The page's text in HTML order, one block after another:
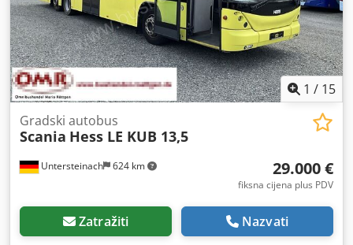
1 / 15
Untersteinach 624 km
Gradski autobus
Scania Hess LE KUB 13,5
29.000 €
fiksna cijena plus PDV
Zatražiti Nazvati